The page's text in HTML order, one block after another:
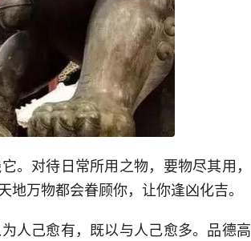
。对待日常所用之物，要物尽其用，
万物都会眷顾你，让你逢凶化吉。
人己愈有，既以与人己愈多。品德高